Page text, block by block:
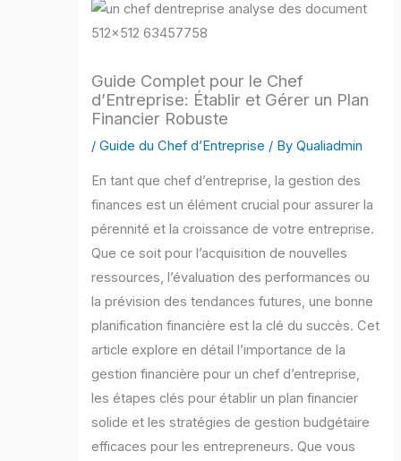
Guide Complet pour le Chef
d’Entreprise: Établir et Gérer un Plan
Financier Robuste
/Guide du Chef d’Entreprise / ByQualiadmin
En tant que chef d’entreprise, la gestion des
finances est un élément crucial pour assurer la
pérennité et la croissance de votre entreprise.
Que ce soit pour l’acquisition de nouvelles
ressources, l’évaluation des performances ou
la prévision des tendances futures, une bonne
planification financière est la clé du succès. Cet
article explore en détail l’importance de la
gestion financière pour un chef d’entreprise,
les étapes clés pour établir un plan financier
solide et les stratégies de gestion budgétaire
efficaces pour les entrepreneurs. Que vous